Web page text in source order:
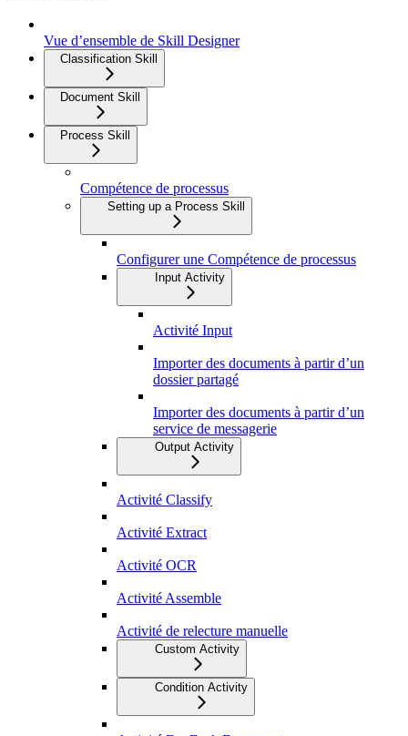
Vue d’ensemble de Skill Designer
Classification Skill
Document Skill
Process Skill
Compétence de processus
Setting up a Process Skill
Configurer une Compétence de processus
Input Activity
Activité Input
Importer des documents à partir d’un
dossier partagé
Importer des documents à partir d’un
service de messagerie
Output Activity
Activité Classify
Activité Extract
Activité OCR
Activité Assemble
Activité de relecture manuelle
Custom Activity
Condition Activity